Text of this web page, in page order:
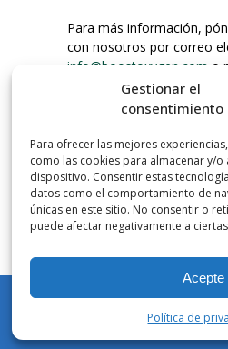
Gestionar el
consentimiento
Para ofrecer las mejores
como las cookies para almacenar y/
dispositivo. Consentir estas
datos como el comportamiento de
únicas en este sitio. No consentir o
puede afectar negativamente a
Acepte
Política de
Para más información,
con nosotros por correo
info@boostoxygen.com o
203.331.8100.
INSTRUCCIONES DE USO
Colocar hasta la boca,
el botón e inhalar.
debajo de la nariz y sobre
gatillo hacia abajo para
por la boca.
NÚMERO DE
Los botes de bolsillo
más de 3 litros de oxígeno
Aviator. Esto equivale a